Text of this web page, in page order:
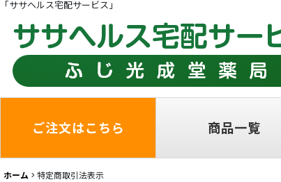
「ササヘルス宅配サービス」
ご注文はこちら 商品一覧
ホーム > 特定商取引法表示